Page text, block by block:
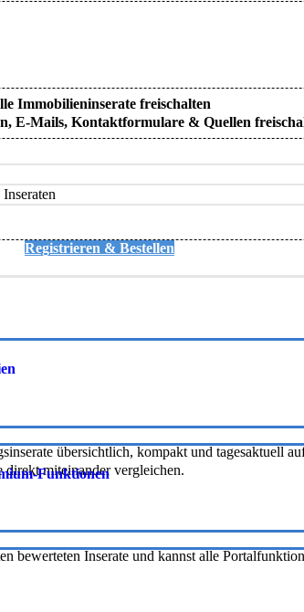
Immobilieninserate freischalten
E-Mails, Kontaktformulare & Quellen
Registrieren & Bestellen
übersichtlich, kompakt und tagesaktuell
miteinander vergleichen.
Funktionen
bewerteten Inserate und kannst alle